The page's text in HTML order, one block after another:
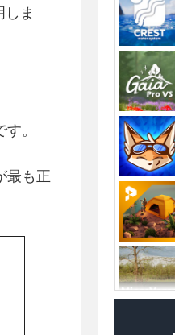
ま
。
最も正